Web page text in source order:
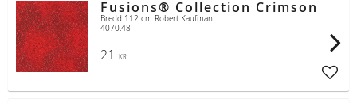
Fusions® Collection Crimson
Bredd 112 cm Robert Kaufman
4070.48
21 KR